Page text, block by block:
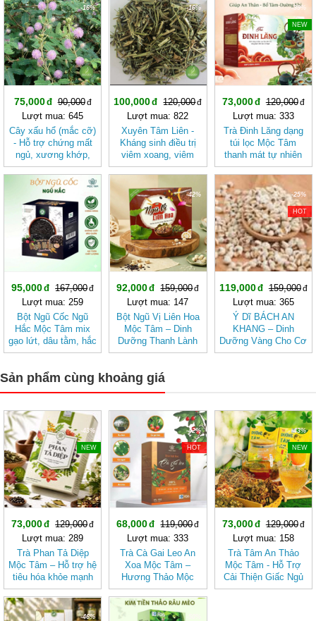
-16%
75,000
90,000
Lượt mua: 645
Cây xấu hổ (mắc cỡ)
- Hỗ trợ chứng mất
ngủ, xương khớp,
động kinh JD145
cayxauho
-16%
100,000
120,000
Lượt mua: 822
Xuyên Tâm Liên -
Kháng sinh điều trị
viêm xoang, viêm
phế quản JD146
xuyentamlien
-39%
NEW
73,000
120,000
Lượt mua: 333
Trà Đinh Lăng dạng
túi lọc Mộc Tâm
thanh mát tự nhiên
-43%
95,000
167,000
Lượt mua: 259
Bột Ngũ Cốc Ngũ
Hắc Mộc Tâm mix
gạo lứt, dâu tằm, hắc
kỷ tử, mè đen, đậu
-42%
92,000
159,000
Lượt mua: 147
Bột Ngũ Vị Liên Hoa
Mộc Tâm – Dinh
Dưỡng Thanh Lành
Từ Gạo Lứt Và Hạt
-25%
HOT
119,000
159,000
Lượt mua: 365
Ý Dĩ BÁCH AN
KHANG – Dinh
Dưỡng Vàng Cho Cơ
Thể Khỏe Mạnh
Sản phẩm cùng khoảng giá
-43%
NEW
73,000
129,000
Lượt mua: 289
Trà Phan Tả Diệp
Mộc Tâm – Hỗ trợ hệ
tiêu hóa khỏe mạnh
-42%
HOT
68,000
119,000
Lượt mua: 333
Trà Cà Gai Leo An
Xoa Mộc Tâm –
Hương Thảo Mộc
Cho Ngày Thư Thái
-43%
NEW
73,000
129,000
Lượt mua: 158
Trà Tâm An Thảo
Mộc Tâm - Hỗ Trợ
Cải Thiện Giấc Ngủ
-46%